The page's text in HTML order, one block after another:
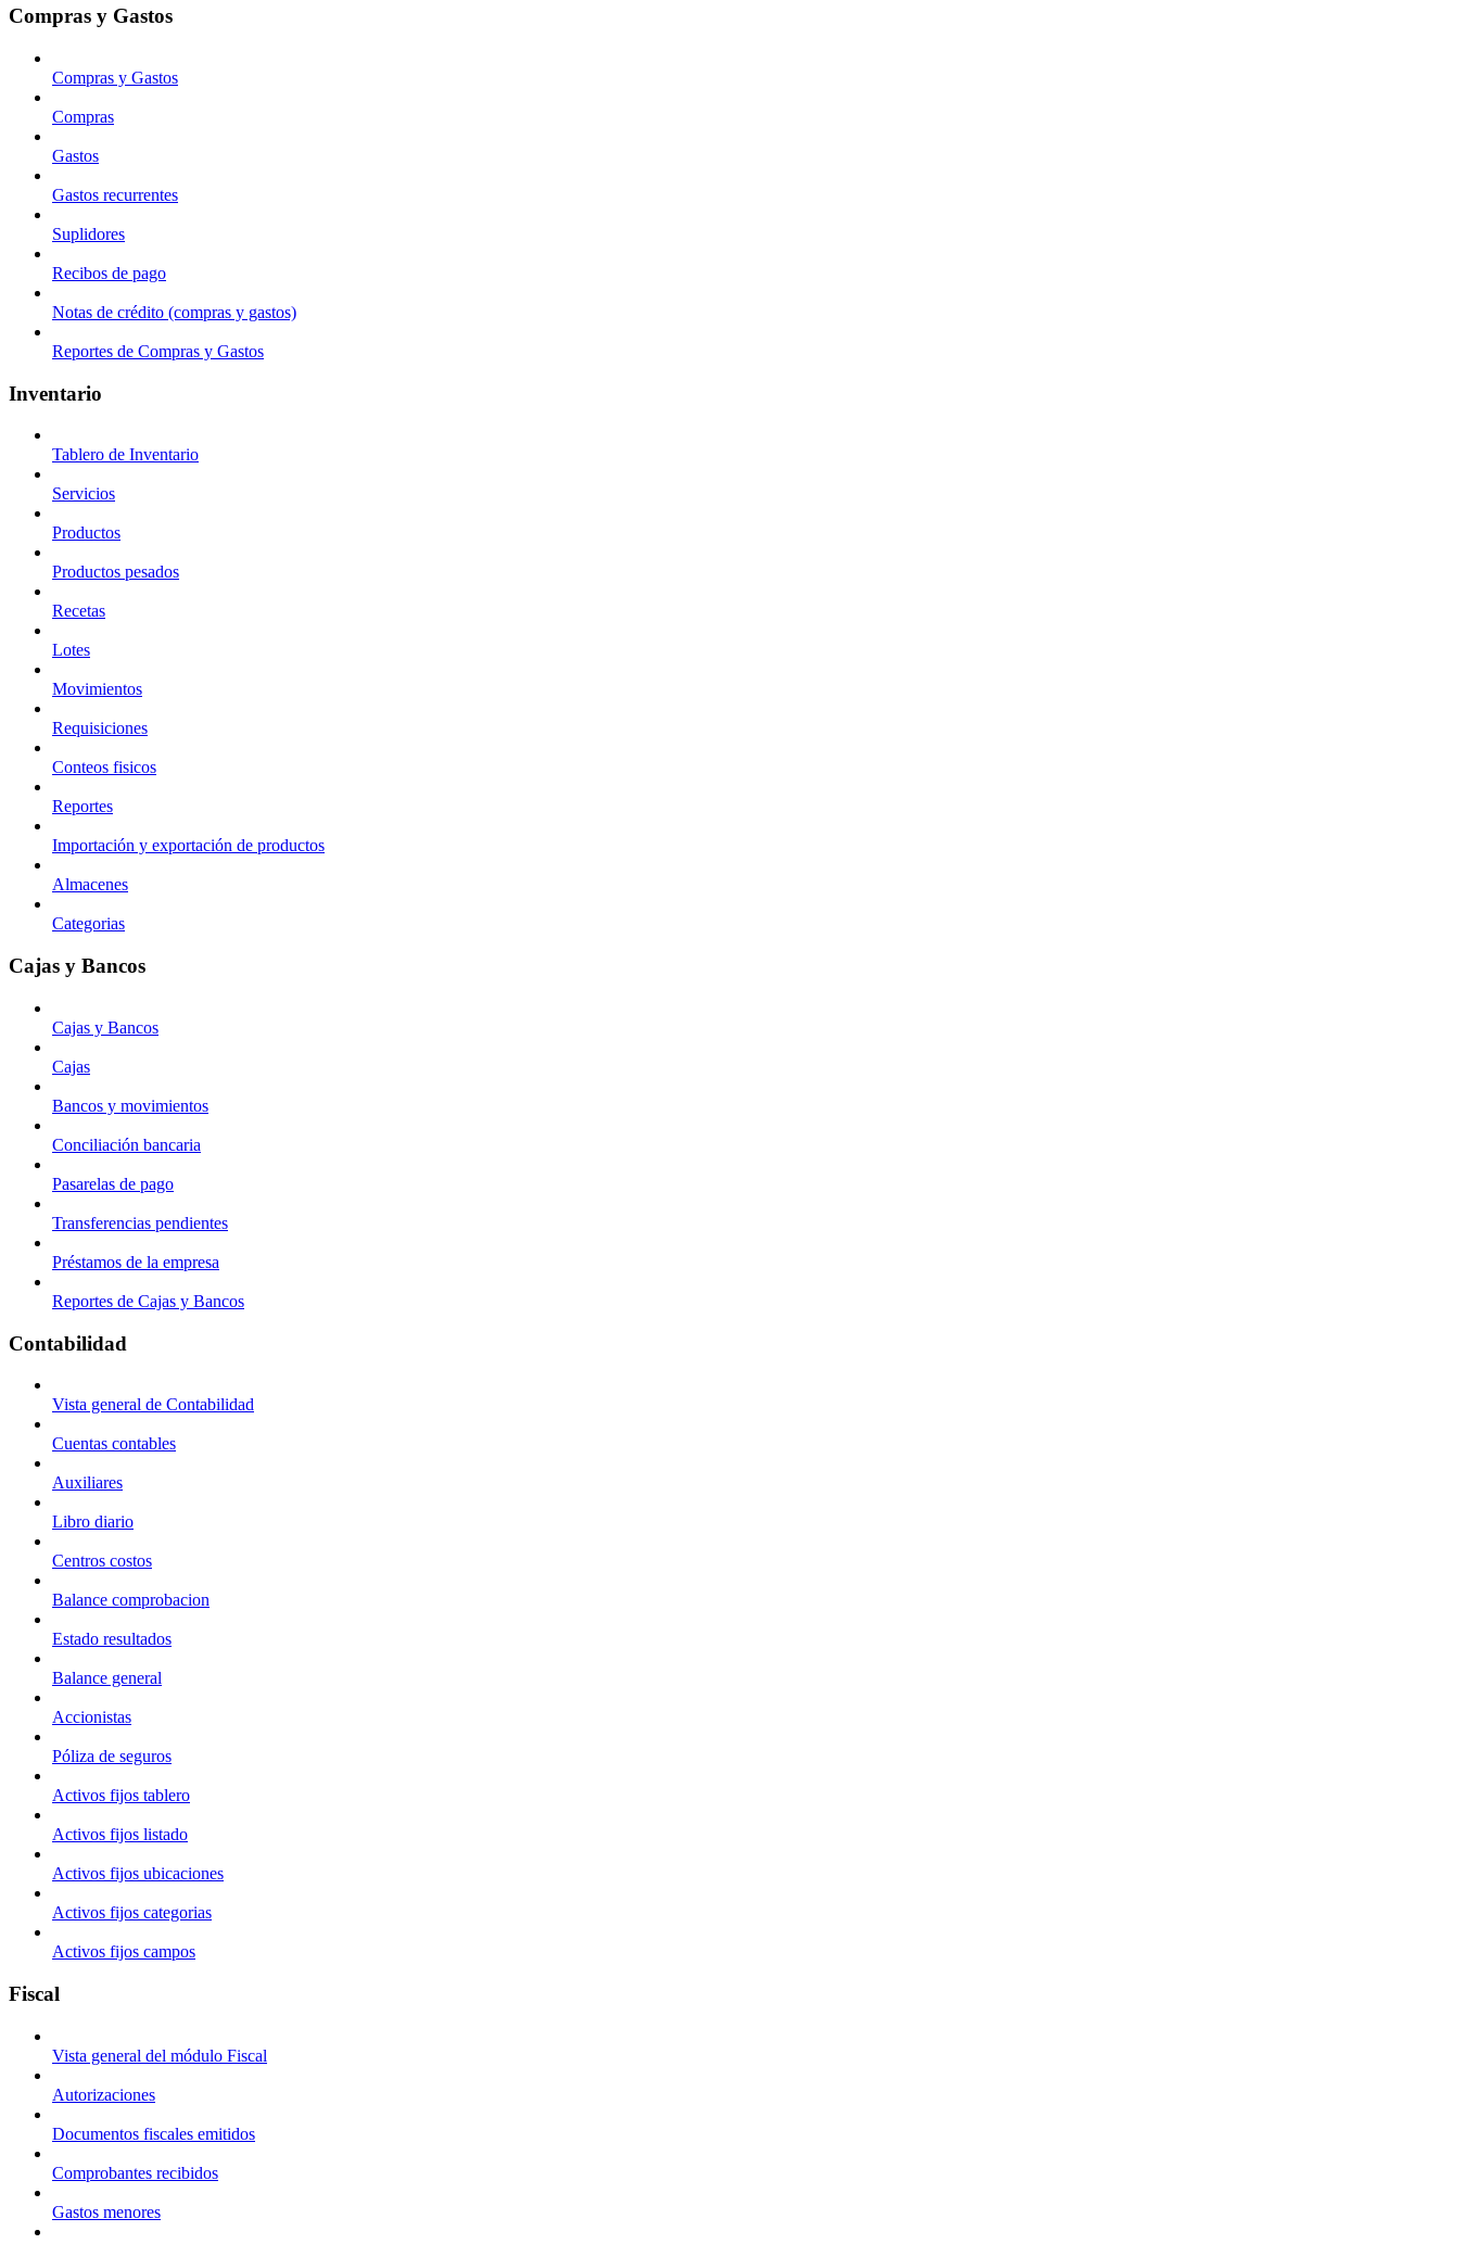
Compras y Gastos
Compras y Gastos
Compras
Gastos
Gastos recurrentes
Suplidores
Recibos de pago
Notas de crédito (compras y gastos)
Reportes de Compras y Gastos
Inventario
Tablero de Inventario
Servicios
Productos
Productos pesados
Recetas
Lotes
Movimientos
Requisiciones
Conteos fisicos
Reportes
Importación y exportación de productos
Almacenes
Categorias
Cajas y Bancos
Cajas y Bancos
Cajas
Bancos y movimientos
Conciliación bancaria
Pasarelas de pago
Transferencias pendientes
Préstamos de la empresa
Reportes de Cajas y Bancos
Contabilidad
Vista general de Contabilidad
Cuentas contables
Auxiliares
Libro diario
Centros costos
Balance comprobacion
Estado resultados
Balance general
Accionistas
Póliza de seguros
Activos fijos tablero
Activos fijos listado
Activos fijos ubicaciones
Activos fijos categorias
Activos fijos campos
Fiscal
Vista general del módulo Fiscal
Autorizaciones
Documentos fiscales emitidos
Comprobantes recibidos
Gastos menores